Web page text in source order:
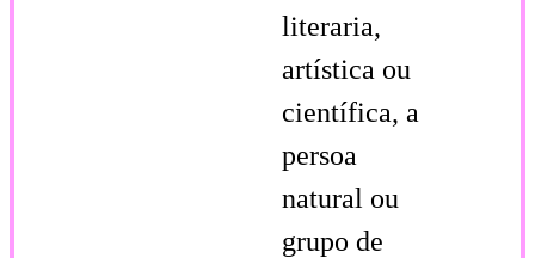
literaria,
artística ou
científica, a
persoa
natural ou
grupo de